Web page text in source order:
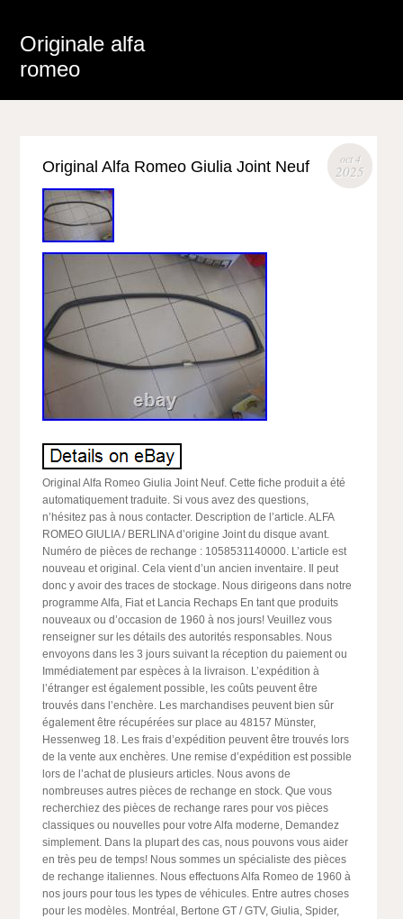
Originale alfa
romeo
oct 4
2025
Original Alfa Romeo Giulia Joint Neuf
Original Alfa Romeo Giulia Joint Neuf. Cette fiche produit a été
automatiquement traduite. Si vous avez des questions,
n’hésitez pas à nous contacter. Description de l’article. ALFA
ROMEO GIULIA / BERLINA d’origine Joint du disque avant.
Numéro de pièces de rechange : 1058531140000. L’article est
nouveau et original. Cela vient d’un ancien inventaire. Il peut
donc y avoir des traces de stockage. Nous dirigeons dans notre
programme Alfa, Fiat et Lancia Rechaps En tant que produits
nouveaux ou d’occasion de 1960 à nos jours! Veuillez vous
renseigner sur les détails des autorités responsables. Nous
envoyons dans les 3 jours suivant la réception du paiement ou
Immédiatement par espèces à la livraison. L’expédition à
l’étranger est également possible, les coûts peuvent être
trouvés dans l’enchère. Les marchandises peuvent bien sûr
également être récupérées sur place au 48157 Münster,
Hessenweg 18. Les frais d’expédition peuvent être trouvés lors
de la vente aux enchères. Une remise d’expédition est possible
lors de l’achat de plusieurs articles. Nous avons de
nombreuses autres pièces de rechange en stock. Que vous
recherchiez des pièces de rechange rares pour vos pièces
classiques ou nouvelles pour votre Alfa moderne, Demandez
simplement. Dans la plupart des cas, nous pouvons vous aider
en très peu de temps! Nous sommes un spécialiste des pièces
de rechange italiennes. Nous effectuons Alfa Romeo de 1960 à
nos jours pour tous les types de véhicules. Entre autres choses
pour les modèles. Montréal, Bertone GT / GTV, Giulia, Spider,